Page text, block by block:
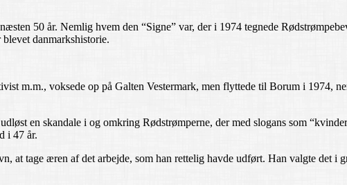
50 år. Nemlig hvem den “Signe” var, der i 1974 tegnede
danmarkshistorie.
m.m., voksede op på Galten Vestermark, men flyttede til Borum i 1974,
en skandale i og omkring Rødstrømperne, der med slogans som
i 47 år.
at tage æren af det arbejde, som han rettelig havde udført. Han valgte det i